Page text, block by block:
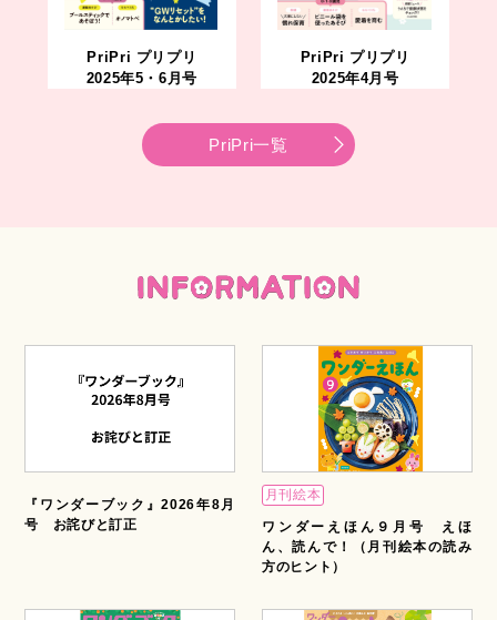
PriPri プリプリ
2025年5・6月号
PriPri プリプリ
2025年4月号
PriPri一覧
『ワンダーブック』2026年8月
号 お詫びと訂正
月刊絵本
ワンダーえほん９月号 えほ
ん、読んで！（月刊絵本の読み
方のヒント）